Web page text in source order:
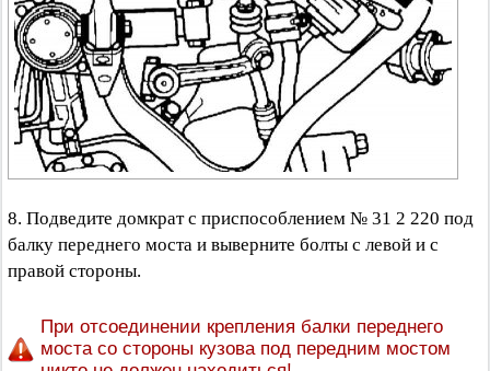
8. Подведите домкрат с приспособлением № 31 2 220 под
балку переднего моста и выверните болты с левой и с
правой стороны.
При отсоединении крепления балки переднего
моста со стороны кузова под передним мостом